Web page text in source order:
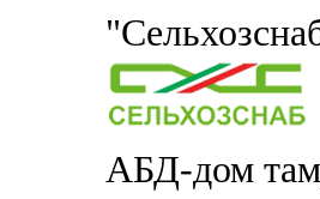
АБД-дом